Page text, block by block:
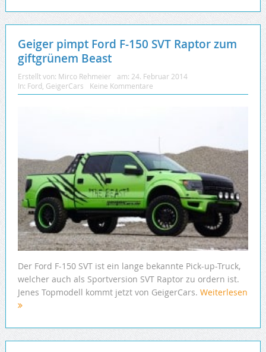
Geiger pimpt Ford F-150 SVT Raptor zum
giftgrünem Beast
Erstellt von: Mirco Rehmeier am: 24. Februar 2014
In: Ford GeigerCars Keine Kommentare
Der Ford F-150 SVT ist ein lange bekannte Pick-up-Truck,
welcher auch als Sportversion SVT Raptor zu ordern ist.
Jenes Topmodell kommt jetzt von GeigerCars. Weiterlesen